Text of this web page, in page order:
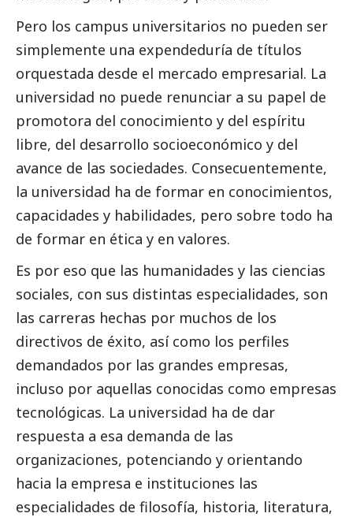
Pero los campus universitarios no pueden ser
simplemente una expendeduría de títulos
orquestada desde el mercado empresarial. La
universidad no puede renunciar a su papel de
promotora del conocimiento y del espíritu
libre, del desarrollo socioeconómico y del
avance de las sociedades. Consecuentemente,
la universidad ha de formar en conocimientos,
capacidades y habilidades, pero sobre todo ha
de formar en ética y en valores.
Es por eso que las humanidades y las ciencias
sociales, con sus distintas especialidades, son
las carreras hechas por muchos de los
directivos de éxito, así como los perfiles
demandados por las grandes empresas,
incluso por aquellas conocidas como empresas
tecnológicas. La universidad ha de dar
respuesta a esa demanda de las
organizaciones, potenciando y orientando
hacia la empresa e instituciones las
especialidades de filosofía, historia, literatura,